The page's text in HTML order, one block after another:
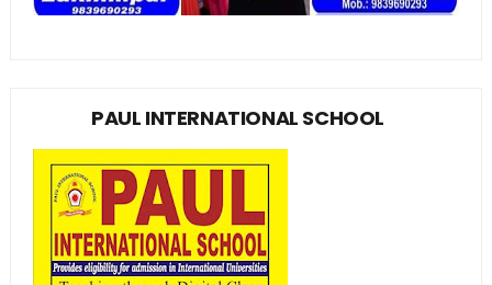
PAUL INTERNATIONAL SCHOOL